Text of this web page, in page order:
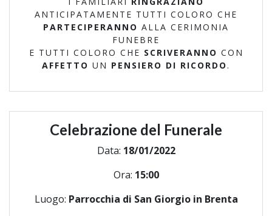
ANTICIPATAMENTE TUTTI COLORO CHE
PARTECIPERANNO ALLA CERIMONIA
FUNEBRE
E TUTTI COLORO CHE SCRIVERANNO CON
AFFETTO UN PENSIERO DI RICORDO .
Celebrazione del Funerale
Data: 18/01/2022
Ora: 15:00
Luogo: Parrocchia di San Giorgio in Brenta